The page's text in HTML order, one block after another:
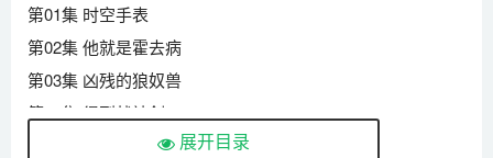
第01集 时空手表
第02集 他就是霍去病
第03集 凶残的狼奴兽
第04集 得到战神剑
第05集 可儿历险记第五集展开目录